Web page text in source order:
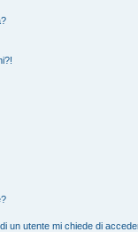
un utente mi chiede di